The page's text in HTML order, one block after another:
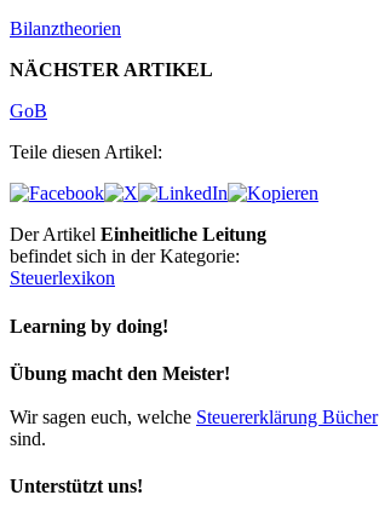
Bilanztheorien
NÄCHSTER ARTIKEL
GoB
Teile diesen Artikel:
Der Artikel Einheitliche Leitung
befindet sich in der Kategorie:
Steuerlexikon
Learning by doing!
Übung macht den Meister!
Wir sagen euch, welche Steuererklärung Bücher
sind.
Unterstützt uns!